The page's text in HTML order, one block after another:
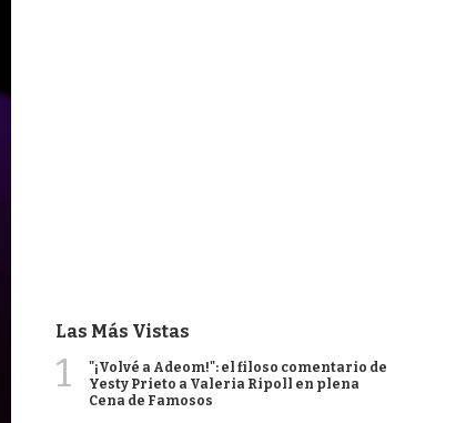
Las Más Vistas
1
"¡Volvé a Adeom!": el filoso comentario de
Yesty Prieto a Valeria Ripoll en plena
Cena de Famosos